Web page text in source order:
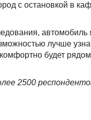
с остановкой в
автомобиль
лучше
будет
2500